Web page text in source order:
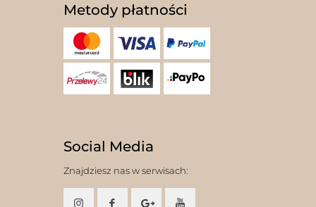
Metody płatności
Social Media
Znajdziesz nas w serwisach: